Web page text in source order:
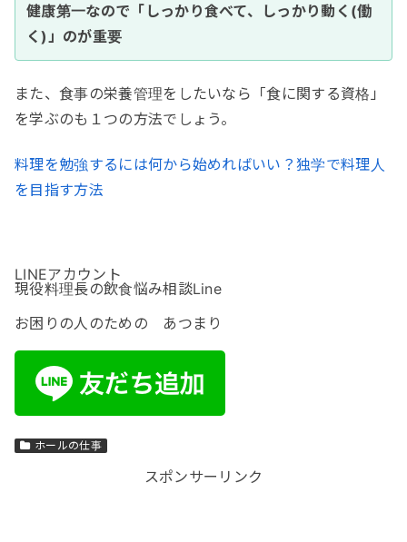
健康第一なので「しっかり食べて、しっかり動く(働
く)」のが重要
また、食事の栄養管理をしたいなら「食に関する資格」
を学ぶのも１つの方法でしょう。
料理を勉強するには何から始めればいい？独学で料理人
を目指す方法
LINEアカウント
現役料理長の飲食悩み相談Line
お困りの人のための あつまり
ホールの仕事
スポンサーリンク